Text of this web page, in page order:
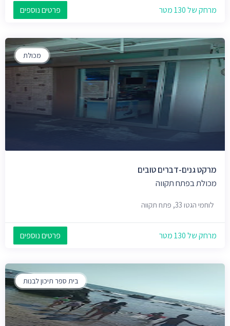
מרחק של 130 מטר פרטים נוספים
מכולת
מרקט גנים-דברים טובים
מכולת בפתח תקווה
לוחמי הגטו 33, פתח תקווה
מרחק של 130 מטר פרטים נוספים
בית ספר תיכון לבנות